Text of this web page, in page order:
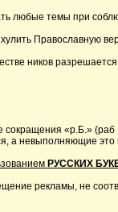
любые темы при
Православную
ников разрешается
сокращения «р.Б.»
а невыполняющие это
РУССКИХ
рекламы, не